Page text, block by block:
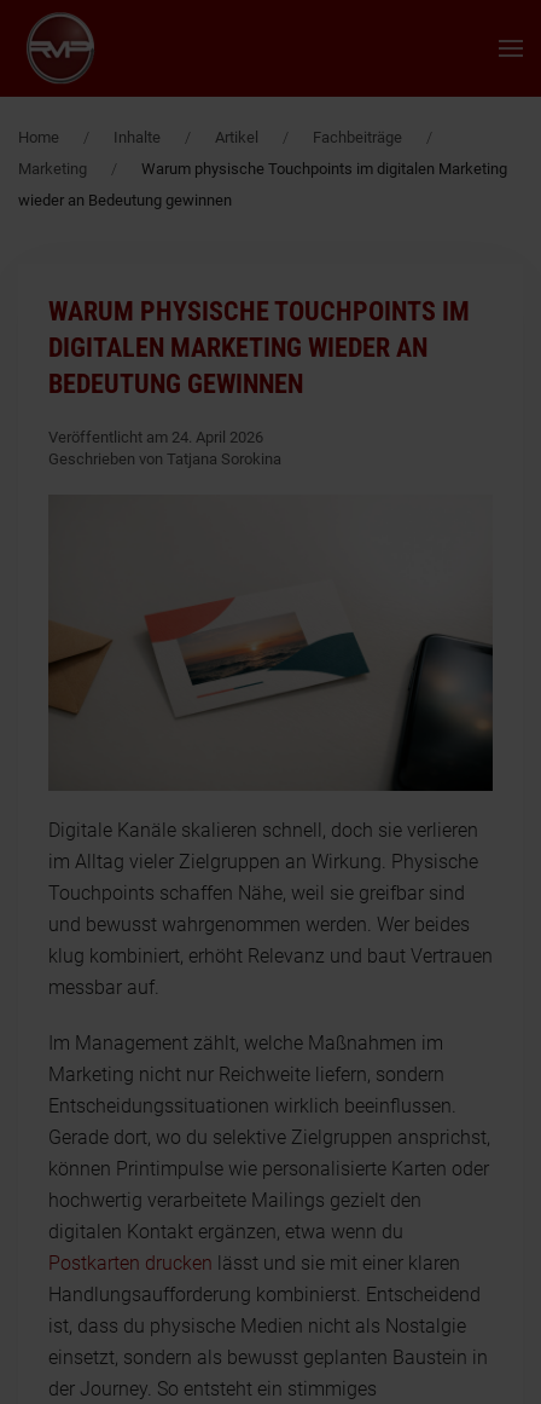
Zum Hauptinhalt springen
Home Inhalte Artikel
Fachbeiträge
Marketing
Warum physische Touchpoints im digitalen Marketing
wieder an Bedeutung gewinnen
WARUM PHYSISCHE TOUCHPOINTS IM
DIGITALEN MARKETING WIEDER AN
BEDEUTUNG GEWINNEN
Veröffentlicht am 24. April 2026
Geschrieben von Tatjana Sorokina
Digitale Kanäle skalieren schnell, doch sie verlieren
im Alltag vieler Zielgruppen an Wirkung. Physische
Touchpoints schaffen Nähe, weil sie greifbar sind
und bewusst wahrgenommen werden. Wer beides
klug kombiniert, erhöht Relevanz und baut Vertrauen
messbar auf.
Im Management zählt, welche Maßnahmen im
Marketing nicht nur Reichweite liefern, sondern
Entscheidungssituationen wirklich beeinflussen.
Gerade dort, wo du selektive Zielgruppen ansprichst,
können Printimpulse wie personalisierte Karten oder
hochwertig verarbeitete Mailings gezielt den
digitalen Kontakt ergänzen, etwa wenn du
Postkarten drucken lässt und sie mit einer klaren
Handlungsaufforderung kombinierst. Entscheidend
ist, dass du physische Medien nicht als Nostalgie
einsetzt, sondern als bewusst geplanten Baustein in
der Journey. So entsteht ein stimmiges